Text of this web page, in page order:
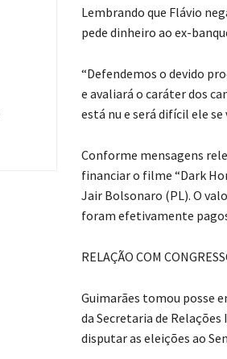
Lembrando que Flávio
pede dinheiro ao ex-
“Defendemos o devido
e avaliará o caráter dos
está nu e será difícil ele
Conforme mensagens
financiar o filme “Dark
Jair Bolsonaro (PL). O
foram efetivamente
RELAÇÃO COM
Guimarães tomou posse
da Secretaria de
disputar as eleições ao